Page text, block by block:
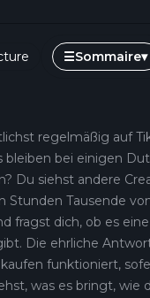
☰Sommaire▾
regelmäßig auf
bleiben bei einigen
Du siehst andere
Stunden Tausende
fragst dich, ob es
Die ehrliche
kaufen funktioniert,
was es bringt, wie